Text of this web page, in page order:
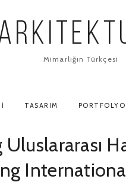
Mimarlığın Türkçesi
TASARIM PORTFOLYO